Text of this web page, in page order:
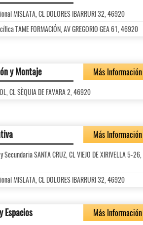
MISLATA, CL DOLORES IBARRURI 32, 46920
TAME FORMACIÓN, AV GREGORIO GEA 61, 46920
y Montaje Más Información
CL SÈQUIA DE FAVARA 2, 46920
Más Información
SANTA CRUZ, CL VIEJO DE XIRIVELLA 5-26,
MISLATA, CL DOLORES IBARRURI 32, 46920
Espacios Más Información